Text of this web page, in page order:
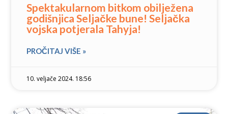
Spektakularnom bitkom obilježena
godišnjica Seljačke bune! Seljačka
vojska potjerala Tahyja!
PROČITAJ VIŠE »
10. veljače 2024. 18:56